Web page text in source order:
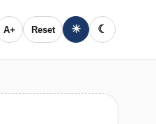
A+ Reset ☀ ☾